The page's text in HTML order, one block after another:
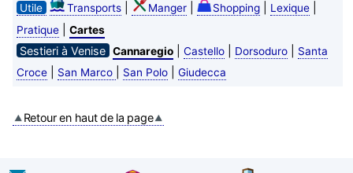
Utile
Transports| Manger| Shopping| Lexique|
Pratique| Cartes
Sestieri à Venise Cannaregio| Castello| Dorsoduro|
Santa
Croce| San Marco San Polo| Giudecca
Retour en haut de la page